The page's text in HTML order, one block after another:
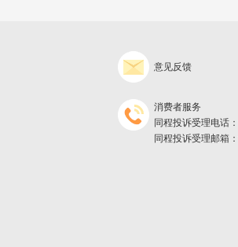
意见反馈
消费者服务
同程投诉受理电话
同程投诉受理邮箱